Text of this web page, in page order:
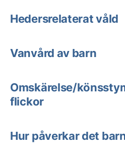
Hedersrelaterat våld
Vanvård av barn
Omskärelse/
flickor
Hur påverkar det